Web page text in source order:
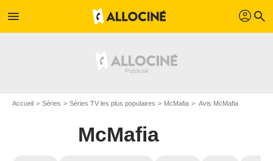
menu profil search
Accueil Séries Séries TV les plus populaires McMafia Avis McMafia
McMafia